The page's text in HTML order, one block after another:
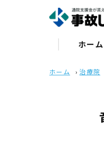
ホーム
ホーム ›治療院